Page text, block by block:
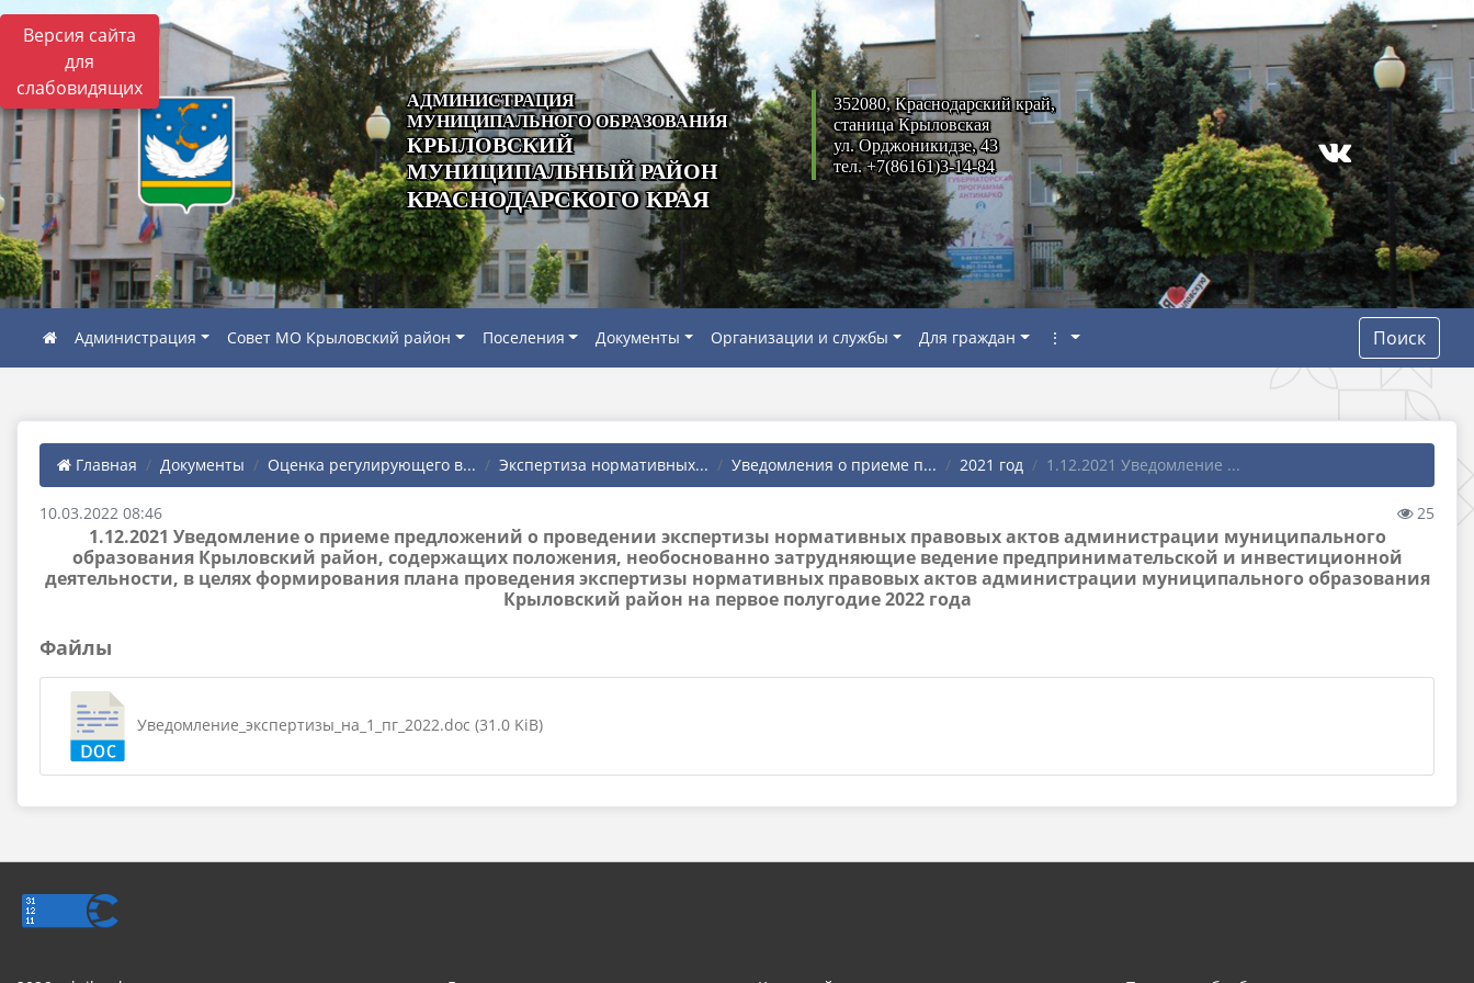
Версия сайта
для
слабовидящих
АДМИНИСТРАЦИЯ
МУНИЦИПАЛЬНОГО ОБРАЗОВАНИЯ
КРЫЛОВСКИЙ
МУНИЦИПАЛЬНЫЙ РАЙОН
КРАСНОДАРСКОГО КРАЯ
352080, Краснодарский край,
станица Крыловская
ул. Орджоникидзе, 43
тел. +7(86161)3-14-84
Администрация Совет МО Крыловский район Поселения Документы Организации и службы Для граждан ⋮ Поиск
Главная Документы Оценка регулирующего в... Экспертиза нормативных... Уведомления о приеме п... 2021 год 1.12.2021 Уведомление ...
10.03.2022 08:46 25
1.12.2021 Уведомление о приеме предложений о проведении экспертизы нормативных правовых актов администрации муниципального
образования Крыловский район, содержащих положения, необоснованно затрудняющие ведение предпринимательской и инвестиционной
деятельности, в целях формирования плана проведения экспертизы нормативных правовых актов администрации муниципального образования
Крыловский район на первое полугодие 2022 года
Файлы
Уведомление_экспертизы_на_1_пг_2022.doc (31.0 KiB)